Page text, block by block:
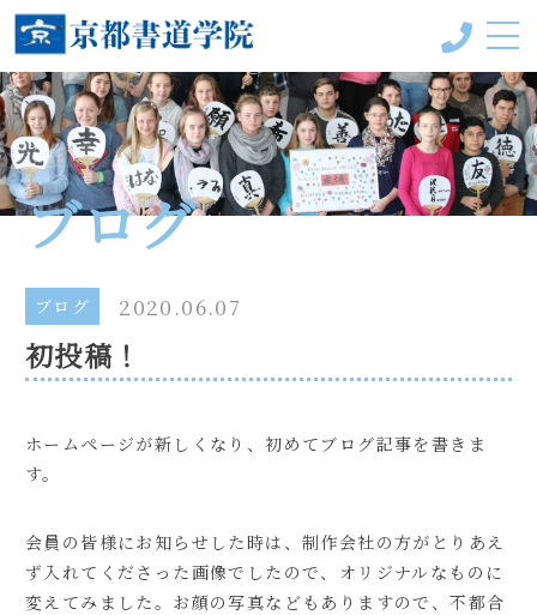
京都書道学院って？
受講コース
教室一覧
手本＆作品
会員様の声
体験お申し込み
ブログ
ブログ 2020.06.07
初投稿！
ホームページが新しくなり、初めてブログ記事を書きま
す。
会員の皆様にお知らせした時は、制作会社の方がとりあえ
ず入れてくださった画像でしたので、オリジナルなものに
変えてみました。お顔の写真などもありますので、不都合